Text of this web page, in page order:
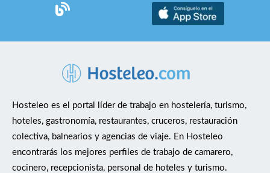
Hosteleo es el portal líder de trabajo en hostelería, turismo,
hoteles, gastronomía, restaurantes, cruceros, restauración
colectiva, balnearios y agencias de viaje. En Hosteleo
encontrarás los mejores perfiles de trabajo de camarero,
cocinero, recepcionista, personal de hoteles y turismo.